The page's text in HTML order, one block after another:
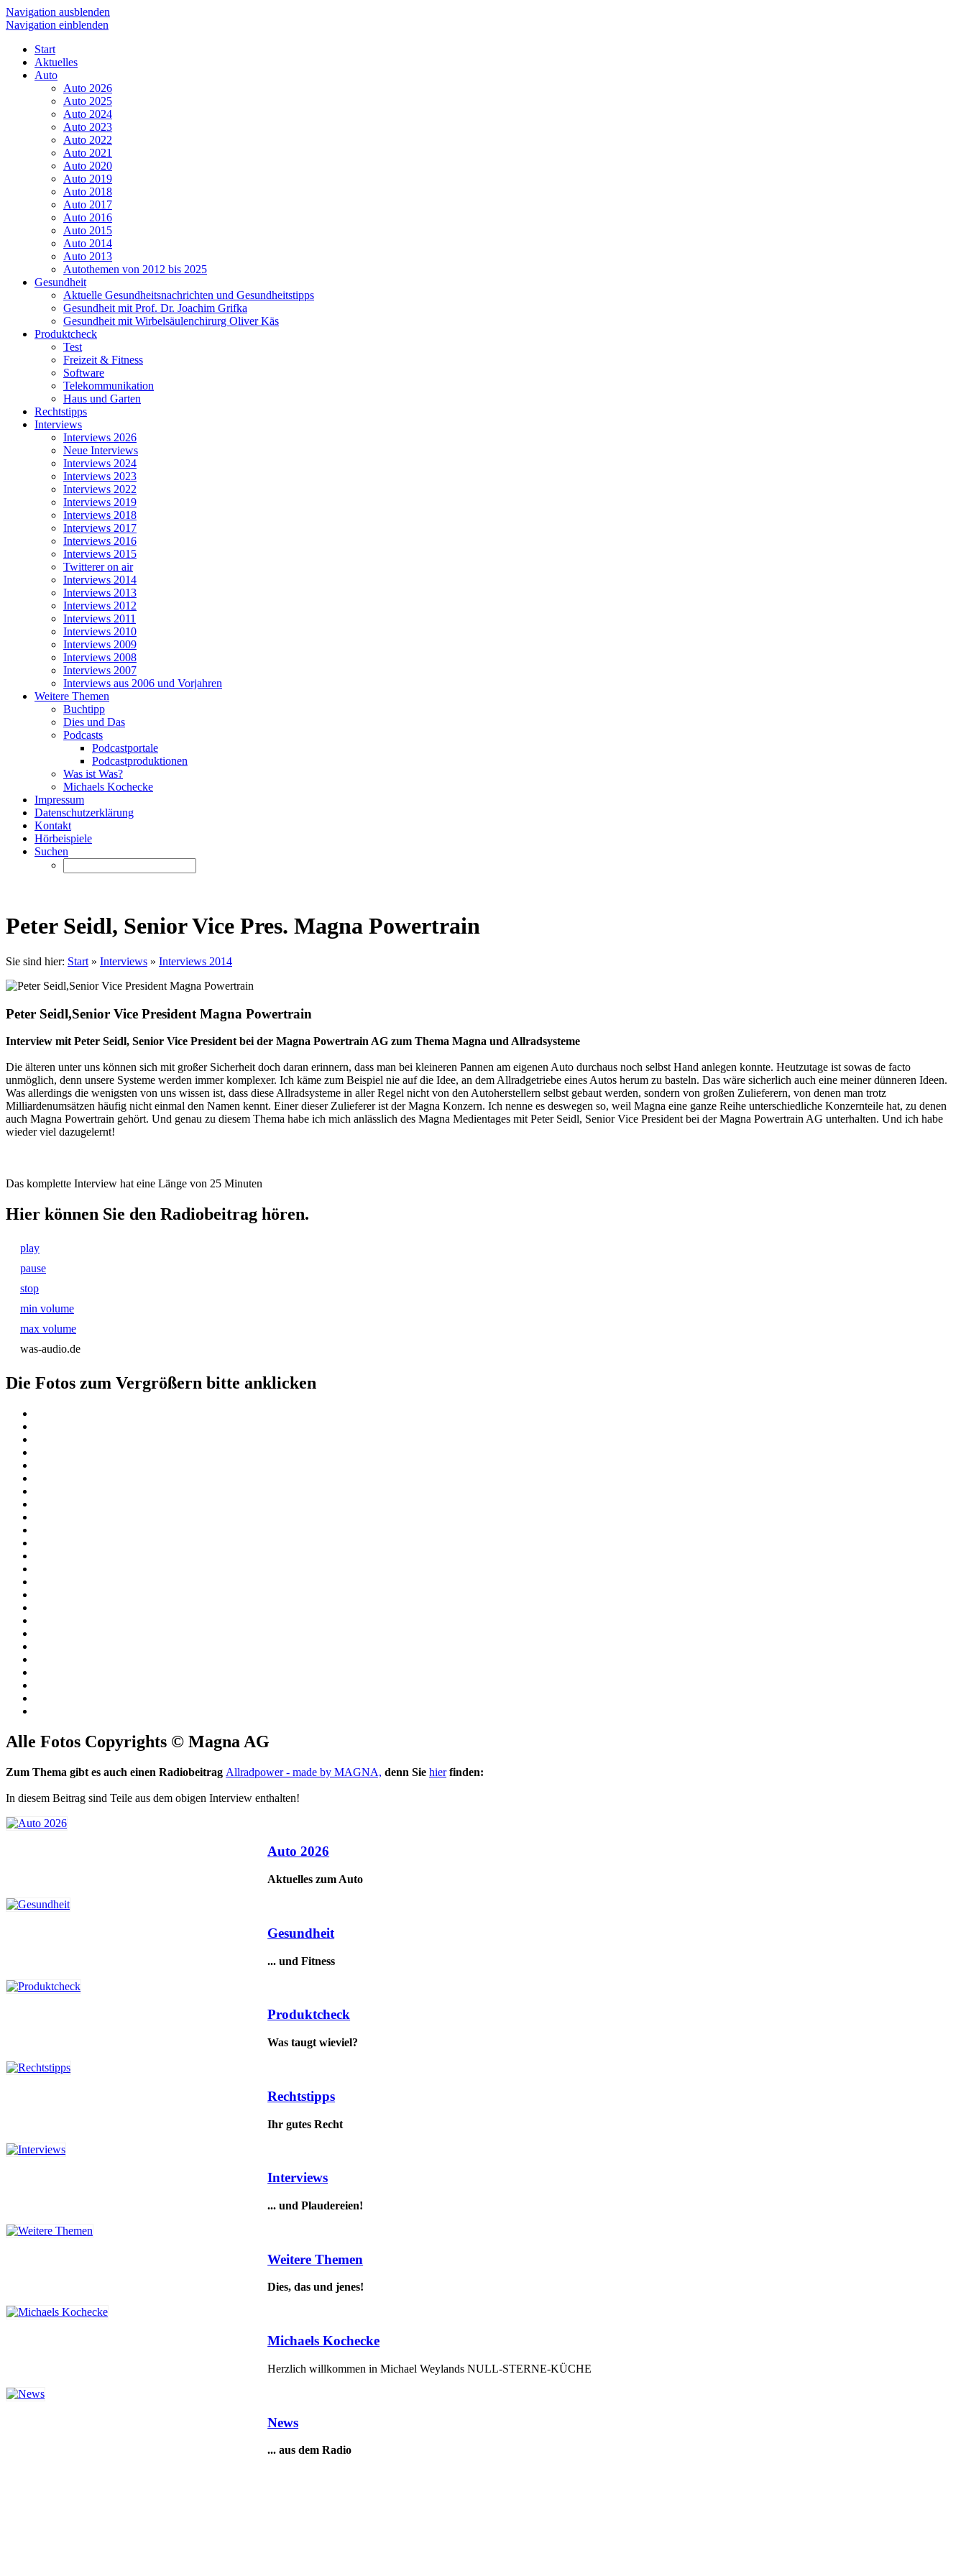
Navigation ausblenden
Navigation einblenden
Start
Aktuelles
Auto
Auto 2026
Auto 2025
Auto 2024
Auto 2023
Auto 2022
Auto 2021
Auto 2020
Auto 2019
Auto 2018
Auto 2017
Auto 2016
Auto 2015
Auto 2014
Auto 2013
Autothemen von 2012 bis 2025
Gesundheit
Aktuelle Gesundheitsnachrichten und Gesundheitstipps
Gesundheit mit Prof. Dr. Joachim Grifka
Gesundheit mit Wirbelsäulenchirurg Oliver Käs
Produktcheck
Test
Freizeit & Fitness
Software
Telekommunikation
Haus und Garten
Rechtstipps
Interviews
Interviews 2026
Neue Interviews
Interviews 2024
Interviews 2023
Interviews 2022
Interviews 2019
Interviews 2018
Interviews 2017
Interviews 2016
Interviews 2015
Twitterer on air
Interviews 2014
Interviews 2013
Interviews 2012
Interviews 2011
Interviews 2010
Interviews 2009
Interviews 2008
Interviews 2007
Interviews aus 2006 und Vorjahren
Weitere Themen
Buchtipp
Dies und Das
Podcasts
Podcastportale
Podcastproduktionen
Was ist Was?
Michaels Kochecke
Impressum
Datenschutzerklärung
Kontakt
Hörbeispiele
Suchen
Peter Seidl, Senior Vice Pres. Magna Powertrain
Sie sind hier: Start » Interviews » Interviews 2014
Peter Seidl,Senior Vice President Magna Powertrain
Interview mit Peter Seidl, Senior Vice President bei der Magna Powertrain AG zum Thema Magna und Allradsysteme
Die älteren unter uns können sich mit großer Sicherheit doch daran erinnern, dass man bei kleineren Pannen am eigenen Auto durchaus noch selbst Hand anlegen konnte. Heutzutage ist sowas de facto
unmöglich, denn unsere Systeme werden immer komplexer. Ich käme zum Beispiel nie auf die Idee, an dem Allradgetriebe eines Autos herum zu basteln. Das wäre sicherlich auch eine meiner dünneren Ideen.
Was allerdings die wenigsten von uns wissen ist, dass diese Allradsysteme in aller Regel nicht von den Autoherstellern selbst gebaut werden, sondern von großen Zulieferern, von denen man trotz
Milliardenumsätzen häufig nicht einmal den Namen kennt. Einer dieser Zulieferer ist der Magna Konzern. Ich nenne es deswegen so, weil Magna eine ganze Reihe unterschiedliche Konzernteile hat, zu denen
auch Magna Powertrain gehört. Und genau zu diesem Thema habe ich mich anlässlich des Magna Medientages mit Peter Seidl, Senior Vice President bei der Magna Powertrain AG unterhalten. Und ich habe
wieder viel dazugelernt!
Das komplette Interview hat eine Länge von 25 Minuten
Hier können Sie den Radiobeitrag hören.
play
pause
stop
min volume
max volume
was-audio.de
Die Fotos zum Vergrößern bitte anklicken
Alle Fotos Copyrights © Magna AG
Zum Thema gibt es auch einen Radiobeitrag Allradpower - made by MAGNA, denn Sie hierfinden:
In diesem Beitrag sind Teile aus dem obigen Interview enthalten!
Auto 2026
Aktuelles zum Auto
Gesundheit
... und Fitness
Produktcheck
Was taugt wieviel?
Rechtstipps
Ihr gutes Recht
Interviews
... und Plaudereien!
Weitere Themen
Dies, das und jenes!
Michaels Kochecke
Herzlich willkommen in Michael Weylands NULL-STERNE-KÜCHE
News
... aus dem Radio